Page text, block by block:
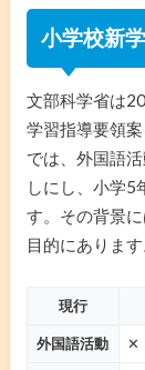
小学校新
文部科学省は
学習指導要領
では、外国語
しにし、小学5
す。その背景
目的にあります
現行
外国語活動 ✕